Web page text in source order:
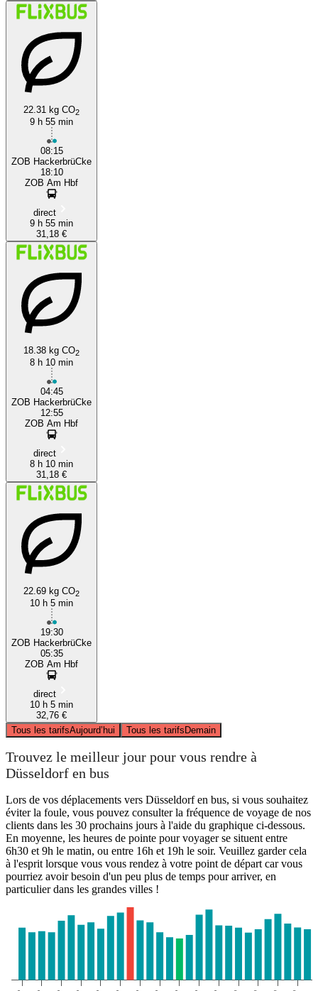
22.31 kg CO2
9 h 55 min
08:15
ZOB HackerbrüCke
18:10
ZOB Am Hbf
direct
9 h 55 min
31,18 €
18.38 kg CO2
8 h 10 min
04:45
ZOB HackerbrüCke
12:55
ZOB Am Hbf
direct
8 h 10 min
31,18 €
22.69 kg CO2
10 h 5 min
19:30
ZOB HackerbrüCke
05:35
ZOB Am Hbf
direct
10 h 5 min
32,76 €
Tous les tarifsAujourd’hui Tous les tarifsDemain
Trouvez le meilleur jour pour vous rendre à
Düsseldorf en bus
Lors de vos déplacements vers Düsseldorf en bus, si vous souhaitez
éviter la foule, vous pouvez consulter la fréquence de voyage de nos
clients dans les 30 prochains jours à l'aide du graphique ci-dessous.
En moyenne, les heures de pointe pour voyager se situent entre
6h30 et 9h le matin, ou entre 16h et 19h le soir. Veuillez garder cela
à l'esprit lorsque vous vous rendez à votre point de départ car vous
pourriez avoir besoin d'un peu plus de temps pour arriver, en
particulier dans les grandes villes !